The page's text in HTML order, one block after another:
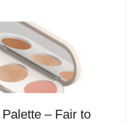
– Fair to